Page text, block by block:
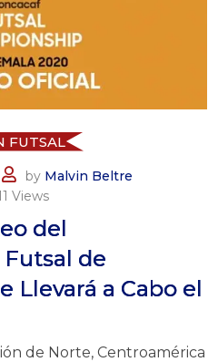
FUTSAL
by Malvin Beltre
Views
del
de
Llevará a Cabo el
de Norte, Centroamérica